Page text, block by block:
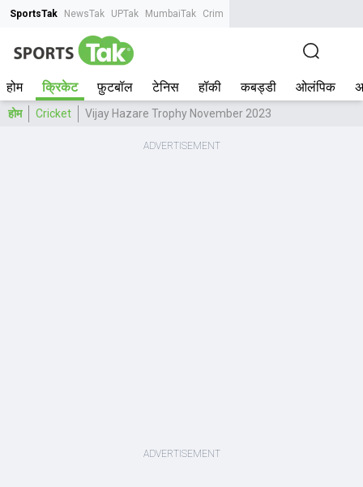
SportsTak NewsTak UPTak MumbaiTak CrimeTak
होम क्रिकेट फ़ुटबॉल टेनिस हॉकी कबड्डी ओलंपिक
होम Cricket Vijay Hazare Trophy November 2023